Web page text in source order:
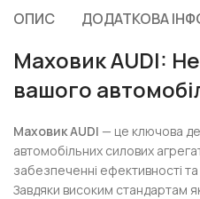
ОПИС ДОДАТКОВА
Маховик AUDI:
вашого
Маховик AUDI — це ключова
автомобільних силових
забезпеченні ефективності
Завдяки високим стандартам